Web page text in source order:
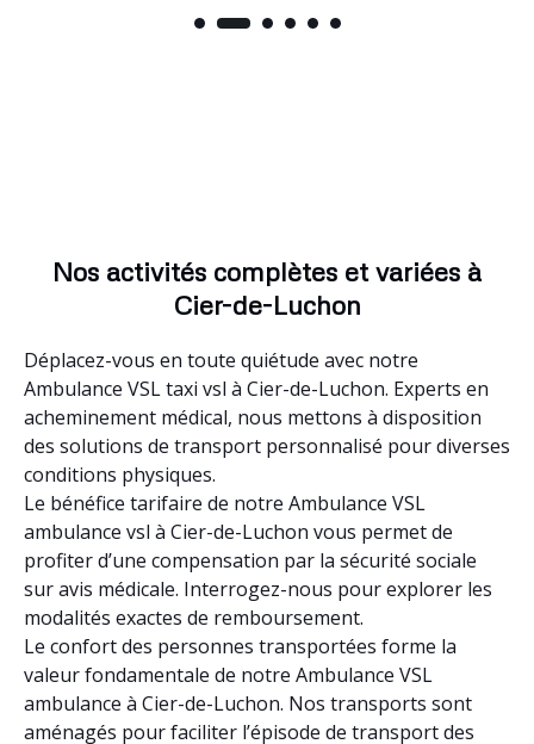
Nos activités complètes et variées à
Cier-de-Luchon
Déplacez-vous en toute quiétude avec notre
Ambulance VSL taxi vsl à Cier-de-Luchon. Experts en
acheminement médical, nous mettons à disposition
des solutions de transport personnalisé pour diverses
conditions physiques.
Le bénéfice tarifaire de notre Ambulance VSL
ambulance vsl à Cier-de-Luchon vous permet de
profiter d’une compensation par la sécurité sociale
sur avis médicale. Interrogez-nous pour explorer les
modalités exactes de remboursement.
Le confort des personnes transportées forme la
valeur fondamentale de notre Ambulance VSL
ambulance à Cier-de-Luchon. Nos transports sont
aménagés pour faciliter l’épisode de transport des